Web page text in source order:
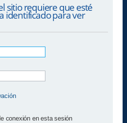
sitio requiere que esté
identificado para ver
conexión en esta sesión